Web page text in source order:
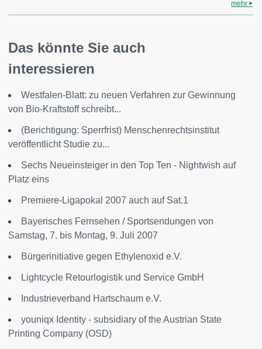
mehr
Das könnte Sie auch
interessieren
Westfalen-Blatt: zu neuen Verfahren zur Gewinnung
von Bio-Kraftstoff schreibt...
(Berichtigung: Sperrfrist) Menschenrechtsinstitut
veröffentlicht Studie zu...
Sechs Neueinsteiger in den Top Ten - Nightwish auf
Platz eins
Premiere-Ligapokal 2007 auch auf Sat.1
Bayerisches Fernsehen / Sportsendungen von
Samstag, 7. bis Montag, 9. Juli 2007
Bürgerinitiative gegen Ethylenoxid e.V.
Lightcycle Retourlogistik und Service GmbH
Industrieverband Hartschaum e.V.
youniqx Identity - subsidiary of the Austrian State
Printing Company (OSD)